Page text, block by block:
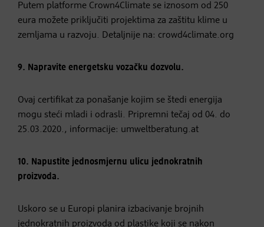
Putem platforme Crown4Climate se iznosom od 250
eura možete priključiti projektima za zaštitu klime u
zemljama u razvoju. Detaljnije na: crowd4climate.org
9. Napravite energetsku vozačku dozvolu.
Ovaj certifikat za ponašanje kojim se štedi energija
mogu steći mladi i odrasli. Pripremni tečaj od 04. do
25.03.2020., informacije: umweltberatung.at
10. Napustite jednosmjernu ulicu jednokratnih
proizvoda.
Uskoro se u Europi planira izbacivanje brojnih
jednokratnih proizvoda od plastike koji se nakon